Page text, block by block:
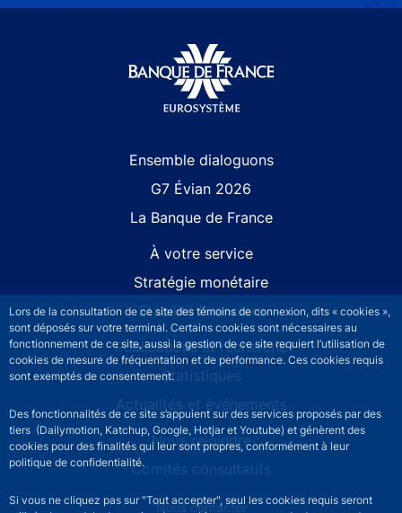
Lors de la consultation de ce site des témoins de connexion, dits « cookies »,
sont déposés sur votre terminal. Certains cookies sont nécessaires au
fonctionnement de ce site, aussi la gestion de ce site requiert l’utilisation de
cookies de mesure de fréquentation et de performance. Ces cookies requis
sont exemptés de consentement.
Des fonctionnalités de ce site s’appuient sur des services proposés par des
tiers (Dailymotion, Katchup, Google, Hotjar et Youtube) et génèrent des
cookies pour des finalités qui leur sont propres, conformément à leur
politique de confidentialité.
Si vous ne cliquez pas sur "Tout accepter", seul les cookies requis seront
Ensemble dialoguons
G7 Évian 2026
La Banque de France
À votre service
Stratégie monétaire
Stabilité financière
Publications et recherche
Statistiques
Actualités et événements
Nous rejoindre
Comités consultatifs
Footer secondary menuNous contacter